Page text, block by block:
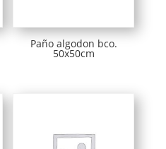
Paño algodon bco.
50x50cm